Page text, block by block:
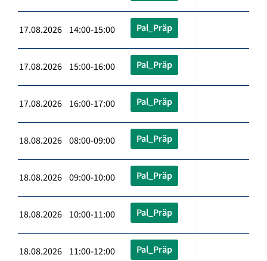
17.08.2026 14:00-15:00 Pal_Präp
17.08.2026 15:00-16:00 Pal_Präp
17.08.2026 16:00-17:00 Pal_Präp
18.08.2026 08:00-09:00 Pal_Präp
18.08.2026 09:00-10:00 Pal_Präp
18.08.2026 10:00-11:00 Pal_Präp
18.08.2026 11:00-12:00 Pal_Präp